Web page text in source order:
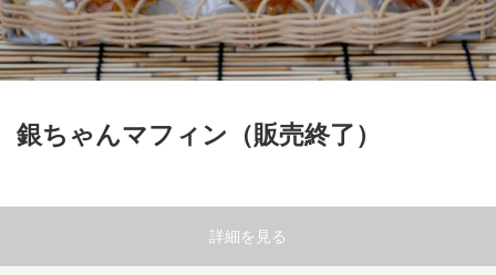
銀ちゃんマフィン（販売終了）
詳細を見る